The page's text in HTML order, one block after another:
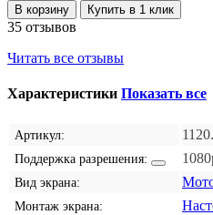
В корзину Купить в 1 клик
35 отзывов
Читать все отзывы
Характеристики Показать все
Артикул:
Поддержка разрешения:
Вид экрана:
Монтаж экрана: